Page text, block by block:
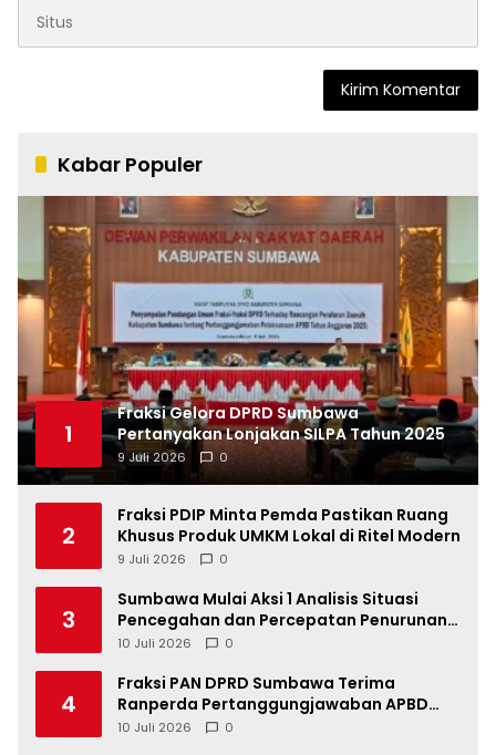
Kabar Populer
1
Fraksi Gelora DPRD Sumbawa
Pertanyakan Lonjakan SILPA Tahun 2025
9 Juli 2026 0
2
Fraksi PDIP Minta Pemda Pastikan Ruang
Khusus Produk UMKM Lokal di Ritel Modern
9 Juli 2026 0
3
Sumbawa Mulai Aksi 1 Analisis Situasi
Pencegahan dan Percepatan Penurunan
Stunting Tahun 2026
10 Juli 2026 0
4
Fraksi PAN DPRD Sumbawa Terima
Ranperda Pertanggungjawaban APBD
2025, Soroti SILPA Rp201,68 Miliar dan
10 Juli 2026 0